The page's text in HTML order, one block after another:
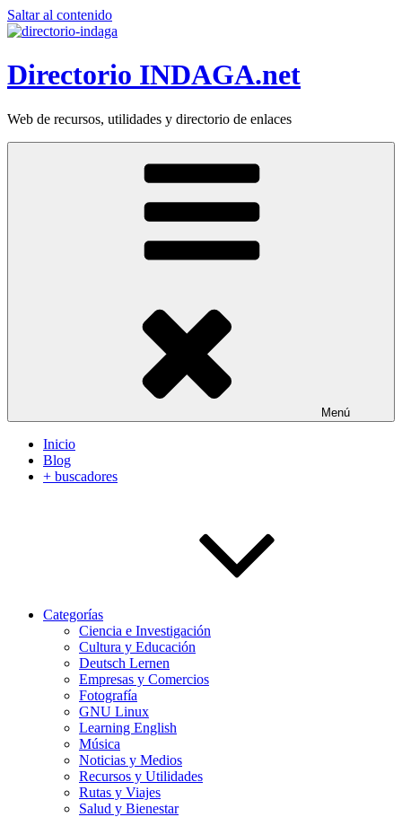
Saltar al contenido
Directorio INDAGA.net
Web de recursos, utilidades y directorio de enlaces
Menú
Inicio
Blog
+ buscadores
Categorías
Ciencia e Investigación
Cultura y Educación
Deutsch Lernen
Empresas y Comercios
Fotografía
GNU Linux
Learning English
Música
Noticias y Medios
Recursos y Utilidades
Rutas y Viajes
Salud y Bienestar